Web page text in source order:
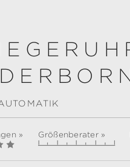
» Größenberater »